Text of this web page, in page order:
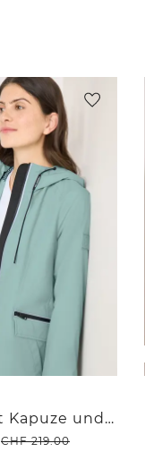
Mantel mit Kapuze und 2-Wege-Zipper
CHF219.00